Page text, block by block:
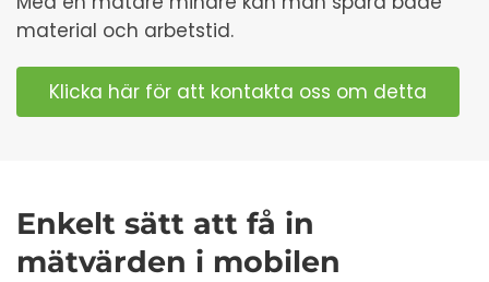
material och arbetstid.
Klicka här för att kontakta oss om detta
Enkelt sätt att få in
mätvärden i mobilen